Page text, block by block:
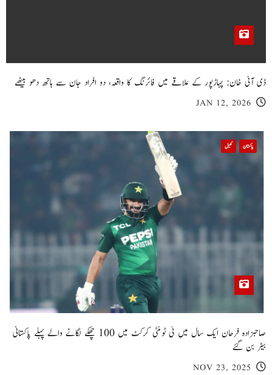
ڈی آئی خان: پہاڑپور کے علاقے میں فائرنگ کا واقعہ، دو افراد جان سے ہاتھ دھو بیٹھے
JAN 12, 2026
پاکستان کھیل
صاحبزادہ فرحان ایک سال میں ٹی ٹوئنٹی کرکٹ میں 100 چھکے لگانے والے پہلے پاکستانی
بیٹر بن گئے
NOV 23, 2025